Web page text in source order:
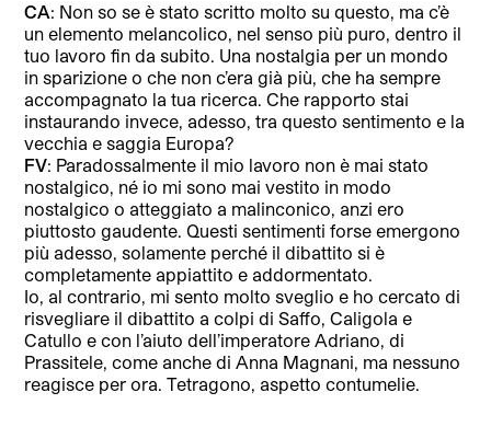
CA: Non so se è stato scritto molto su questo, ma c’è
un elemento melancolico, nel senso più puro, dentro il
tuo lavoro fin da subito. Una nostalgia per un mondo
in sparizione o che non c’era già più, che ha sempre
accompagnato la tua ricerca. Che rapporto stai
instaurando invece, adesso, tra questo sentimento e la
vecchia e saggia Europa?
FV: Paradossalmente il mio lavoro non è mai stato
nostalgico, né io mi sono mai vestito in modo
nostalgico o atteggiato a malinconico, anzi ero
piuttosto gaudente. Questi sentimenti forse emergono
più adesso, solamente perché il dibattito si è
completamente appiattito e addormentato.
Io, al contrario, mi sento molto sveglio e ho cercato di
risvegliare il dibattito a colpi di Saffo, Caligola e
Catullo e con l’aiuto dell’imperatore Adriano, di
Prassitele, come anche di Anna Magnani, ma nessuno
reagisce per ora. Tetragono, aspetto contumelie.